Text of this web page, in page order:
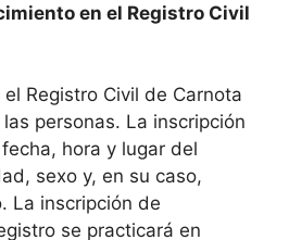
en el Registro Civil
Registro Civil de Carnota
personas. La inscripción
hora y lugar del
sexo y, en su caso,
La inscripción de
se practicará en